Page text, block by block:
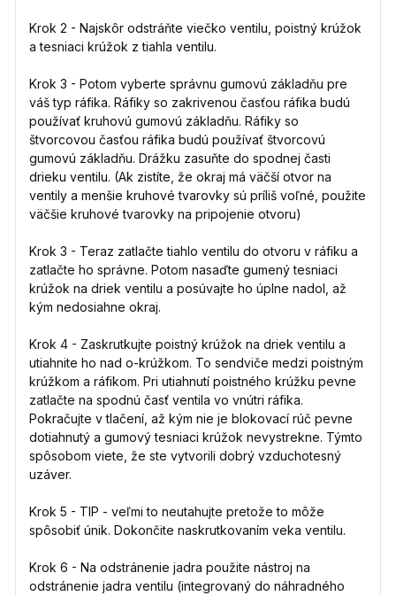
Krok 2 - Najskôr odstráňte viečko ventilu, poistný krúžok
a tesniaci krúžok z tiahla ventilu.
Krok 3 - Potom vyberte správnu gumovú základňu pre
váš typ ráfika. Ráfiky so zakrivenou časťou ráfika budú
používať kruhovú gumovú základňu. Ráfiky so
štvorcovou časťou ráfika budú používať štvorcovú
gumovú základňu. Drážku zasuňte do spodnej časti
drieku ventilu. (Ak zistíte, že okraj má väčší otvor na
ventily a menšie kruhové tvarovky sú príliš voľné, použite
väčšie kruhové tvarovky na pripojenie otvoru)
Krok 3 - Teraz zatlačte tiahlo ventilu do otvoru v ráfiku a
zatlačte ho správne. Potom nasaďte gumený tesniaci
krúžok na driek ventilu a posúvajte ho úplne nadol, až
kým nedosiahne okraj.
Krok 4 - Zaskrutkujte poistný krúžok na driek ventilu a
utiahnite ho nad o-krúžkom. To sendviče medzi poistným
krúžkom a ráfikom. Pri utiahnutí poistného krúžku pevne
zatlačte na spodnú časť ventila vo vnútri ráfika.
Pokračujte v tlačení, až kým nie je blokovací rúč pevne
dotiahnutý a gumový tesniaci krúžok nevystrekne. Týmto
spôsobom viete, že ste vytvorili dobrý vzduchotesný
uzáver.
Krok 5 - TIP - veľmi to neutahujte pretože to môže
spôsobiť únik. Dokončite naskrutkovaním veka ventilu.
Krok 6 - Na odstránenie jadra použite nástroj na
odstránenie jadra ventilu (integrovaný do náhradného